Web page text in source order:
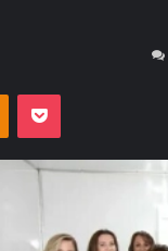
Odnoklassniki
Pocket